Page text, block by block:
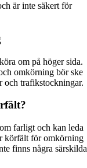
är inte säkert för
om på höger sida.
omkörning bör ske
och trafikstockningar.
farligt och kan leda
körfält för omkörning
finns några särskilda